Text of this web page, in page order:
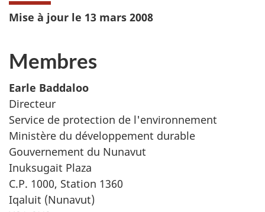
Mise à jour le 13 mars 2008
Membres
Earle Baddaloo
Directeur
Service de protection de l'environnement
Ministère du développement durable
Gouvernement du Nunavut
Inuksugait Plaza
C.P. 1000, Station 1360
Iqaluit (Nunavut)